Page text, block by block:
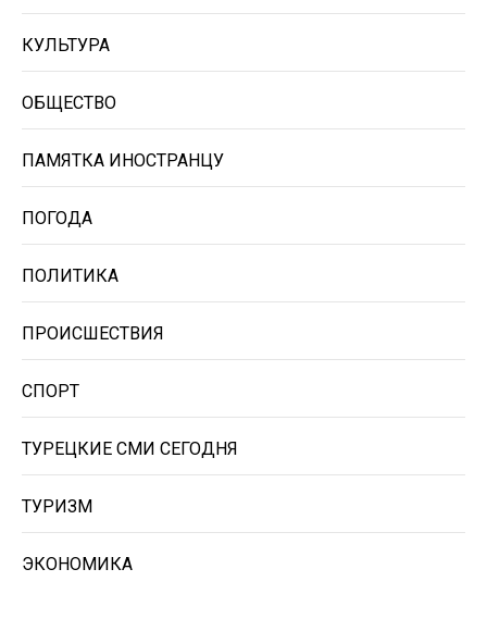
КУЛЬТУРА
ОБЩЕСТВО
ПАМЯТКА ИНОСТРАНЦУ
ПОГОДА
ПОЛИТИКА
ПРОИСШЕСТВИЯ
СПОРТ
ТУРЕЦКИЕ СМИ СЕГОДНЯ
ТУРИЗМ
ЭКОНОМИКА